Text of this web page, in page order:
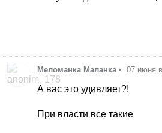
Меломанка Маланка • 07 июня
А вас это удивляет?!
При власти все такие